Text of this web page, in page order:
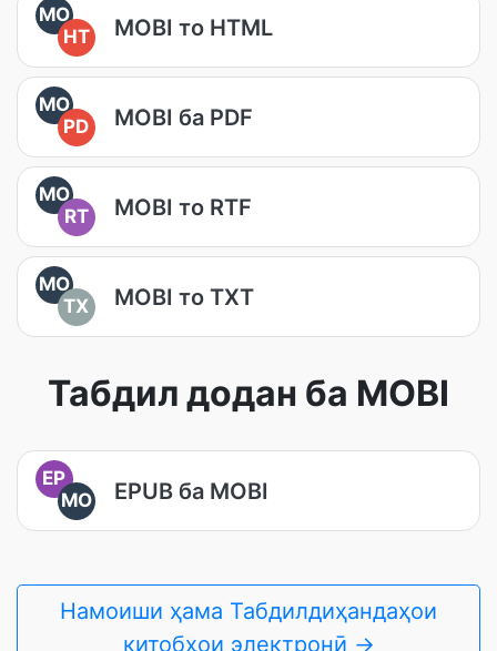
MO
HT
MOBI то HTML
MO
PD
MOBI ба PDF
MO
RT
MOBI то RTF
MO
TX
MOBI то TXT
Табдил додан ба MOBI
EP
MO
EPUB ба MOBI
Намоиши ҳама Табдилдиҳандаҳои
китобҳои электронӣ →